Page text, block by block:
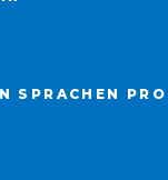
SPRACHEN PRO